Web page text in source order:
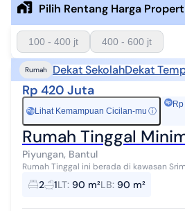
Pilih Rentang Harga
100 - 400 jt 400 - 600 jt
Rumah Dekat SekolahDekat
Rp 420 Juta
Rp Lihat Kemampuan Cicilan-mu ⓘ
Rumah Tinggal
Piyungan, Bantul
Rumah Tinggal ini berada di kawasan
lingkungan yang masih asri dengan
mudah menuju Kota ...
2 1LT: 90 m²LB: 90 m²